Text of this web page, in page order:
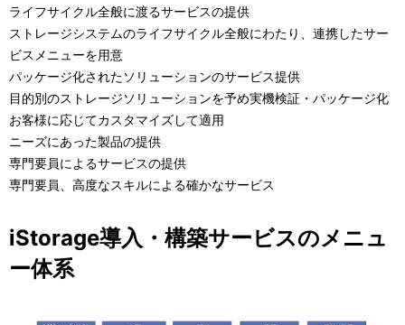
ま
す
。
ン
ライフサイクル全般に渡るサービスの提供
ストレージシステムのライフサイクル全般にわたり、連携したサー
ビスメニューを用意
パッケージ化されたソリューションのサービス提供
目的別のストレージソリューションを予め実機検証・パッケージ化
お客様に応じてカスタマイズして適用
ニーズにあった製品の提供
専門要員によるサービスの提供
専門要員、高度なスキルによる確かなサービス
iStorage導入・構築サービスのメニュ
ー体系